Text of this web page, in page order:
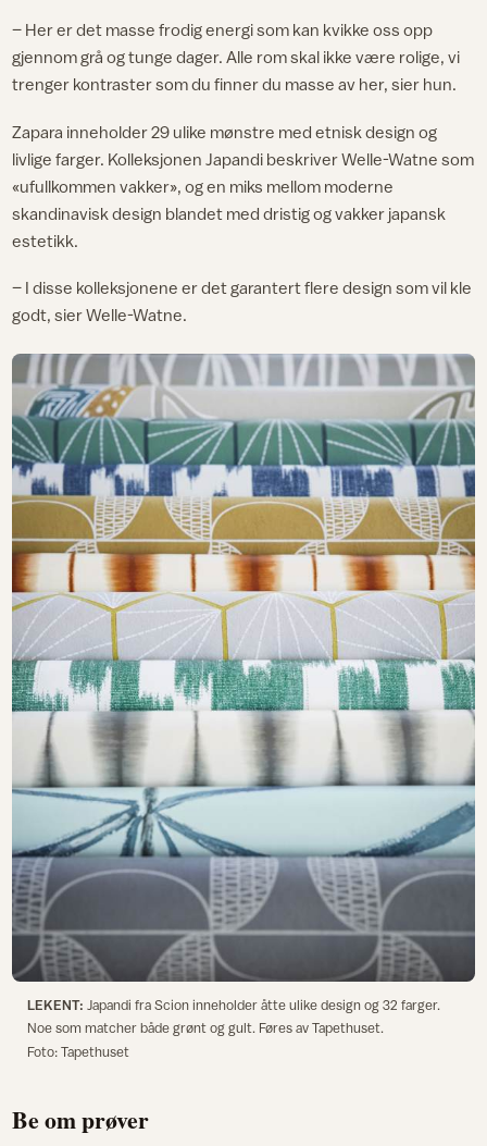
– Her er det masse frodig energi som kan kvikke oss opp
gjennom grå og tunge dager. Alle rom skal ikke være rolige, vi
trenger kontraster som du finner du masse av her, sier hun.
Zapara inneholder 29 ulike mønstre med etnisk design og
livlige farger. Kolleksjonen Japandi beskriver Welle-Watne som
«ufullkommen vakker», og en miks mellom moderne
skandinavisk design blandet med dristig og vakker japansk
estetikk.
– I disse kolleksjonene er det garantert flere design som vil kle
godt, sier Welle-Watne.
LEKENT: Japandi fra Scion inneholder åtte ulike design og 32 farger.
Noe som matcher både grønt og gult. Føres av Tapethuset.
Foto: Tapethuset
Be om prøver